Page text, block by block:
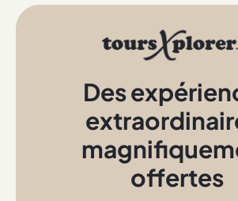
Des
offertes